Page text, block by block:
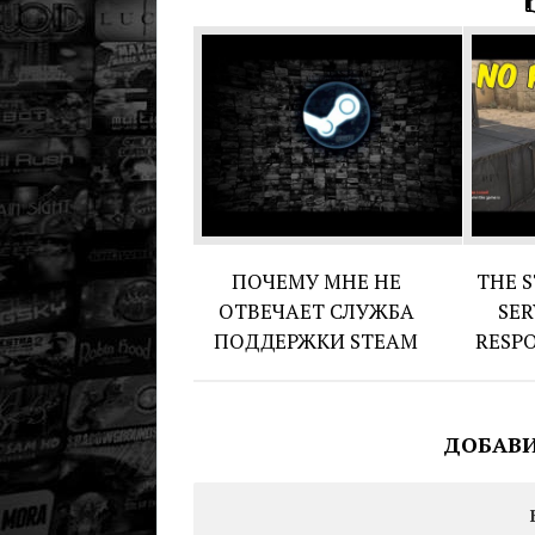
ПОЧЕМУ МНЕ НЕ
ОТВЕЧАЕТ СЛУЖБА
ПОДДЕРЖКИ STEAM
THE